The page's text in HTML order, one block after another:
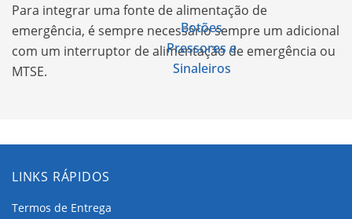
Botões
Pressores e
Sinaleiros
Para integrar uma fonte de alimentação de
emergência, é sempre necessário sempre um adicional
com um interruptor de alimentação de emergência ou
MTSE.
LINKS RÁPIDOS
Termos de Entrega